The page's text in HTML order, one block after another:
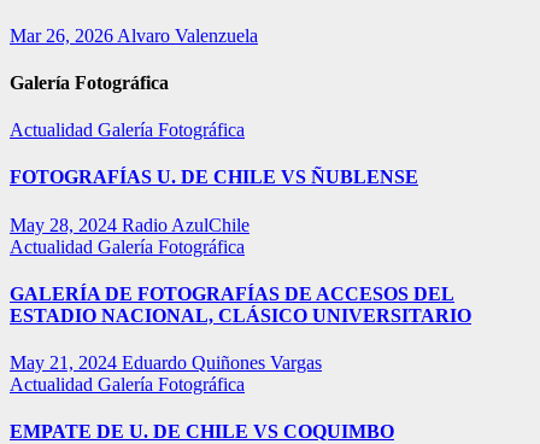
Mar 26, 2026 Alvaro Valenzuela
Galería Fotográfica
Actualidad Galería Fotográfica
FOTOGRAFÍAS U. DE CHILE VS ÑUBLENSE
May 28, 2024 Radio AzulChile
Actualidad Galería Fotográfica
GALERÍA DE FOTOGRAFÍAS DE ACCESOS DEL
ESTADIO NACIONAL, CLÁSICO UNIVERSITARIO
May 21, 2024 Eduardo Quiñones Vargas
Actualidad Galería Fotográfica
EMPATE DE U. DE CHILE VS COQUIMBO